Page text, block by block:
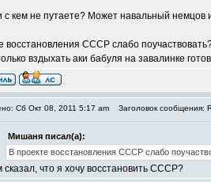
с кем не путаете? Может навальный немцов
восстановления СССР слабо
вздыхать аки бабуля на завалинке
Сб Окт 08, 2011 5:17 am Заголовок сообщения:
Мишаня писал(а):
В проекте восстановления СССР слабо
сказал, что я хочу восстановить СССР?